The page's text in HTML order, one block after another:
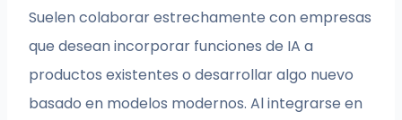
Suelen colaborar estrechamente con empresas
que desean incorporar funciones de IA a
productos existentes o desarrollar algo nuevo
basado en modelos modernos. Al integrarse en